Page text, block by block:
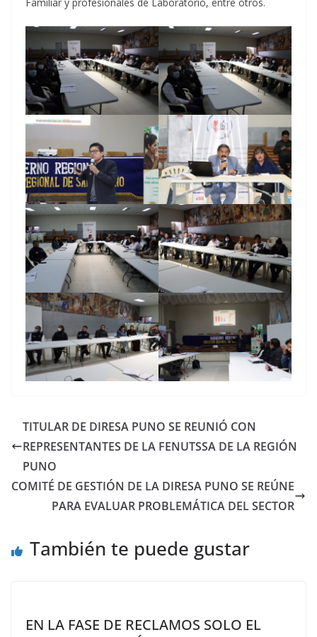
TITULAR DE DIRESA PUNO SE REUNIÓ CON
REPRESENTANTES DE LA FENUTSSA DE LA REGIÓN
PUNO
COMITÉ DE GESTIÓN DE LA DIRESA PUNO SE REÚNE
PARA EVALUAR PROBLEMÁTICA DEL SECTOR
También te puede gustar
EN LA FASE DE RECLAMOS SOLO EL